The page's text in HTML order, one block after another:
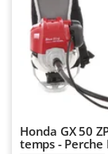
Waldner
Weber
WIDU
Wiper
Wolf
Wortex
Honda GX 50
temps - Perche